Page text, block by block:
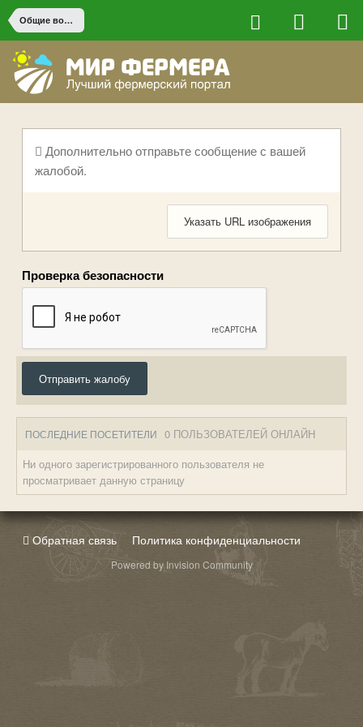
Общие вопросы
Дополнительно отправьте сообщение с вашей
жалобой.
Указать URL изображения
Проверка безопасности
Отправить жалобу
ПОСЛЕДНИЕ ПОСЕТИТЕЛИ 0 ПОЛЬЗОВАТЕЛЕЙ ОНЛАЙН
Ни одного зарегистрированного пользователя не
просматривает данную страницу
Обратная связь Политика конфиденциальности
Powered by Invision Community